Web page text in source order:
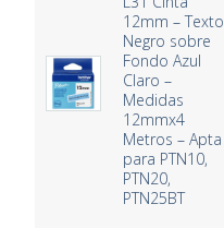
12mm – Texto
Negro sobre
Fondo Azul
Claro –
Medidas
12mmx4
Metros – Apta
para PTN10,
PTN20,
PTN25BT